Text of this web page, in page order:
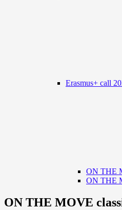
Erasmus+ call
ON THE
ON THE
ON THE MOVE